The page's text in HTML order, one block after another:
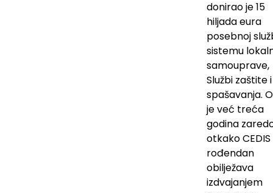
donirao je 15
hiljada eura
posebnoj
sistemu
samouprave,
Službi zaštite i
spašavanja.
je već treća
godina
otkako
rođendan
obilježava
izdvajanjem